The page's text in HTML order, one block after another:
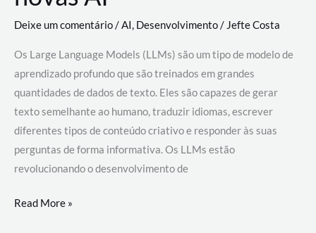
Deixe um comentário/AI, Desenvolvimento/ Jefte Costa
Os Large Language Models (LLMs) são um tipo de modelo de
aprendizado profundo que são treinados em grandes
quantidades de dados de texto. Eles são capazes de gerar
texto semelhante ao humano, traduzir idiomas, escrever
diferentes tipos de conteúdo criativo e responder às suas
perguntas de forma informativa. Os LLMs estão
revolucionando o desenvolvimento de
Large
Read More »